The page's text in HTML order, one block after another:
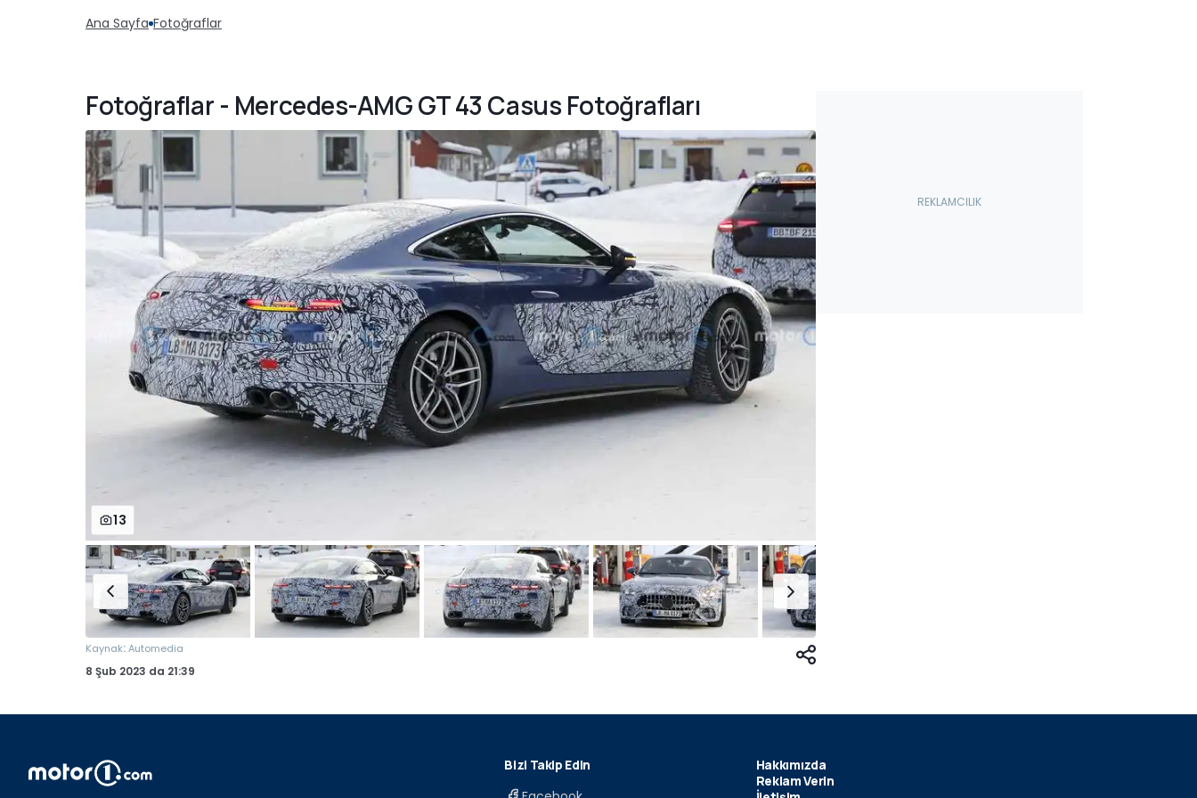
Ana Sayfa Fotoğraflar
Fotoğraflar - Mercedes-AMG GT 43 Casus Fotoğrafları
13
Kaynak:Automedia
8 Şub 2023 da 21:39
Bizi Takip Edin
Hakkımızda
Reklam Verin